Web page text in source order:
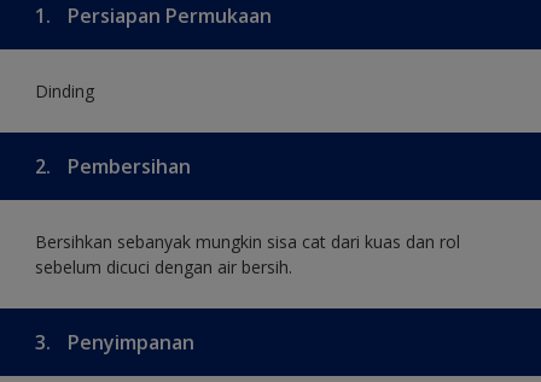
1. Persiapan Permukaan
Dinding
2. Pembersihan
Bersihkan sebanyak mungkin sisa cat dari kuas dan rol
sebelum dicuci dengan air bersih.
3. Penyimpanan